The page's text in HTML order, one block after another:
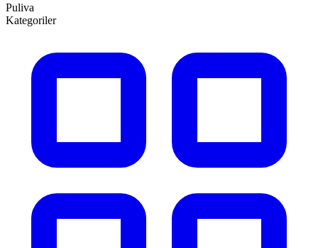
Puliva
Kategoriler